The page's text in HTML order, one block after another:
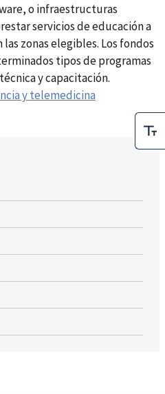
o infraestructuras
servicios de educación a
zonas elegibles. Los fondos
tipos de programas
y capacitación.
y telemedicina